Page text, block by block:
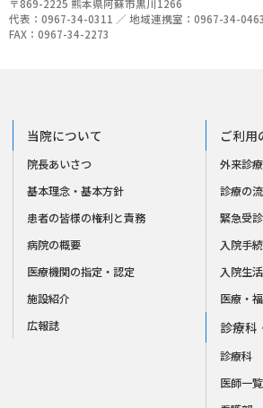
〒869-2225 熊本県阿蘇市黒川1266
代表：0967-34-0311 ／ 地域連携室：0967-34-0463
FAX：0967-34-2273
当院について
院長あいさつ
基本理念・基本方針
患者の皆様の権利と責務
病院の概要
医療機関の指定・認定
施設紹介
広報誌
ご利用
外来診
診療の
緊急受診
入院手
入院生活
医療・
診療科
診療科
医師一覧